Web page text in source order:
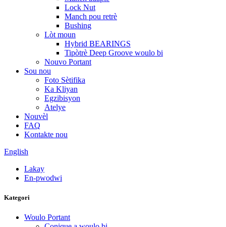
Lock Nut
Manch pou retrè
Bushing
Lòt moun
Hybrid BEARINGS
Tipòtrè Deep Groove woulo bi
Nouvo Portant
Sou nou
Foto Sètifika
Ka Kliyan
Egzibisyon
Atelye
Nouvèl
FAQ
Kontakte nou
English
Lakay
En-pwodwi
Kategori
Woulo Portant